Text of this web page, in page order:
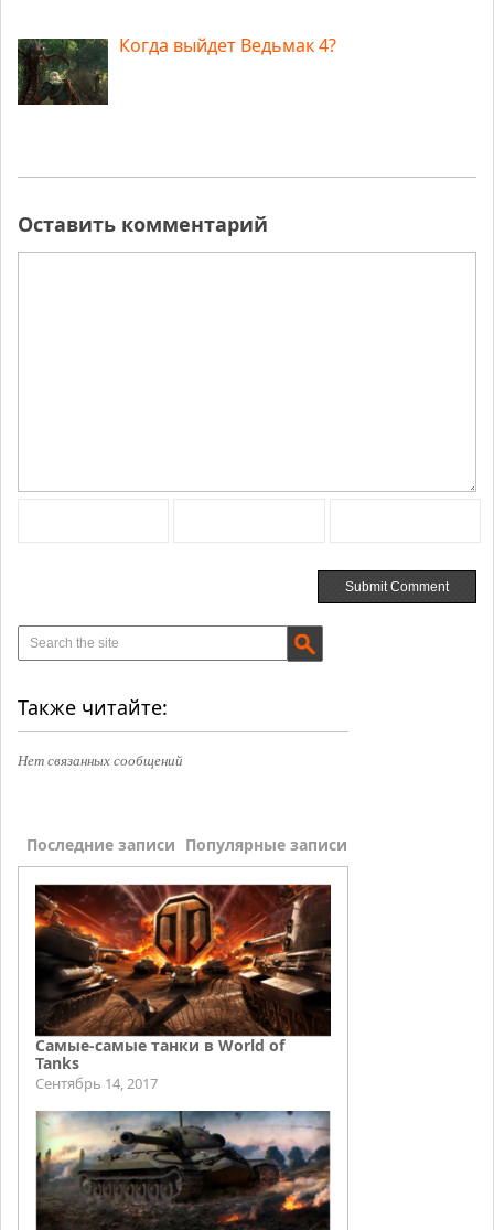
Когда выйдет Ведьмак 4?
Оставить комментарий
Также читайте:
Нет связанных сообщений
Последние записи Популярные записи
Самые-самые танки в World of
Tanks
Сентябрь 14, 2017